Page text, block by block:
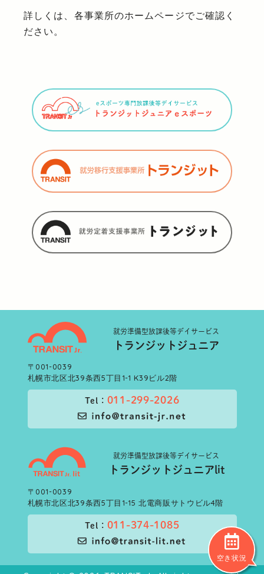
詳しくは、各事業所のホームページでご確認く
ださい。
就労準備型放課後等デイサービス
トランジットジュニア
〒001-0039
札幌市北区北39条西5丁目1-1 K39ビル2階
Tel： 011-299-2026
就労準備型放課後等デイサービス
トランジットジュニアlit
〒001-0039
札幌市北区北39条西5丁目1-15 北電商販サトウビル4階
Tel： 011-374-1085
空き状況